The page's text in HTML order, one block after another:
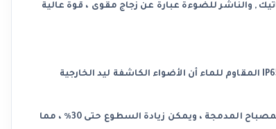
, والناشر للضوءة عبارة عن زجاج مقوى ، قوة عالية
الكشاف مقاوم للماء : تصميم مقاوم للماء ، مثالي أيضًا للاستخدام في الهواء الطلق. يضمن تصنيف IP65 المقاوم للماء أن الأضواء الكاشفة ليد الخارجية
سطوع فائق : باستخدام تقنية التصحيح المتقدمة ، تكون مساحة المصباح أكبر بثلاث مرات من حبات المصباح المدمجة ، ويمكن زيادة السطوع حتى 30٪ ، مما